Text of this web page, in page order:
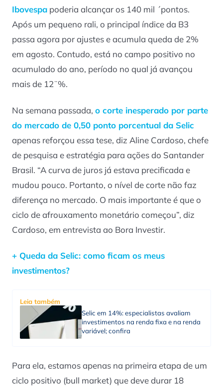
Ibovespa poderia alcançar os 140 mil ´pontos.
Após um pequeno rali, o principal índice da B3
passa agora por ajustes e acumula queda de 2%
em agosto. Contudo, está no campo positivo no
acumulado do ano, período no qual já avançou
mais de 12¨%.
Na semana passada, o corte inesperado por parte
do mercado de 0,50 ponto porcentual da Selic
apenas reforçou essa tese, diz Aline Cardoso, chefe
de pesquisa e estratégia para ações do Santander
Brasil. “A curva de juros já estava precificada e
mudou pouco. Portanto, o nível de corte não faz
diferença no mercado. O mais importante é que o
ciclo de afrouxamento monetário começou”, diz
Cardoso, em entrevista ao Bora Investir.
+ Queda da Selic: como ficam os meus
investimentos?
Leia também
Selic em 14%: especialistas avaliam
investimentos na renda fixa e na renda
variável; confira
Para ela, estamos apenas na primeira etapa de um
ciclo positivo (bull market) que deve durar 18